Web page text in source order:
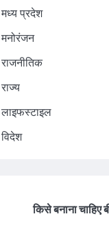
मध्य प्रदेश
मनोरंजन
राजनीतिक
राज्य
लाइफस्टाइल
विदेश
किसे बनाना चाहिए